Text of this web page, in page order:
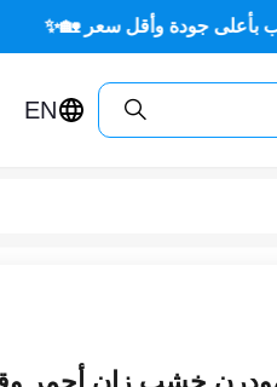
وأقل سعر 🏡✨ أثاث
EN